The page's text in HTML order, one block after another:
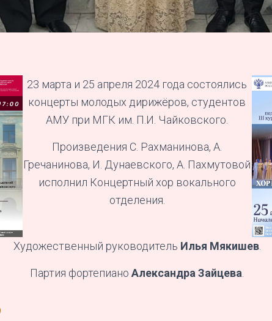
23 марта и 25 апреля 2024 года состоялись
концерты молодых дирижёров, студентов
АМУ при МГК им. П.И. Чайковского.
Произведения С. Рахманинова, А.
Гречанинова, И. Дунаевского, А. Пахмутовой
исполнил Концертный хор вокального
отделения.
Художественный руководитель Илья Мякишев.
Партия фортепиано Александра Зайцева.